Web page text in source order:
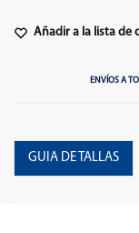
Añadir a la lista de
ENVÍOS A
GUIA DE TALLAS